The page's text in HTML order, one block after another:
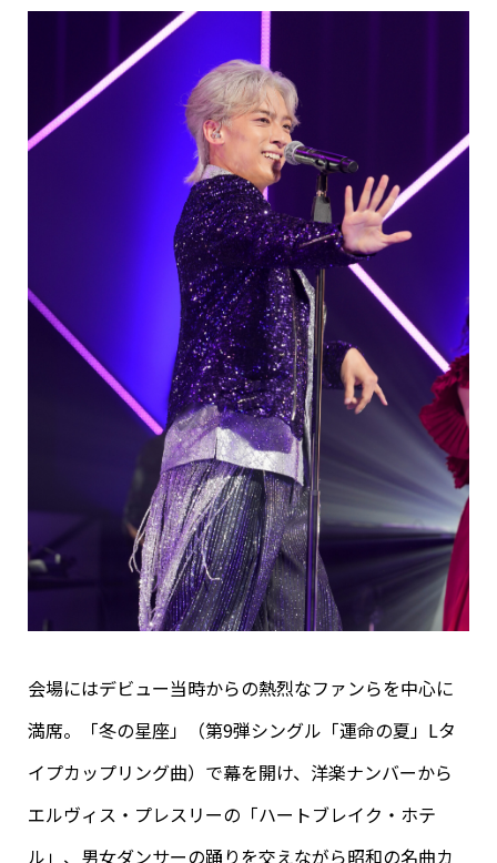
会場にはデビュー当時からの熱烈なファンらを中心に
満席。「冬の星座」（第9弾シングル「運命の夏」Lタ
イプカップリング曲）で幕を開け、洋楽ナンバーから
エルヴィス・プレスリーの「ハートブレイク・ホテ
ル」、男女ダンサーの踊りを交えながら昭和の名曲カ